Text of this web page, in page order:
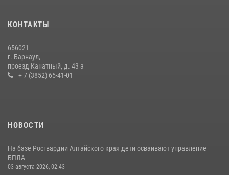
КОНТАКТЫ
656021
г. Барнаул,
проезд Канатный, д. 43 а
+ 7 (3852) 65-41-01
НОВОСТИ
На базе Росгвардии Алтайского края дети осваивают управление
БПЛА
03 августа 2026, 02:43